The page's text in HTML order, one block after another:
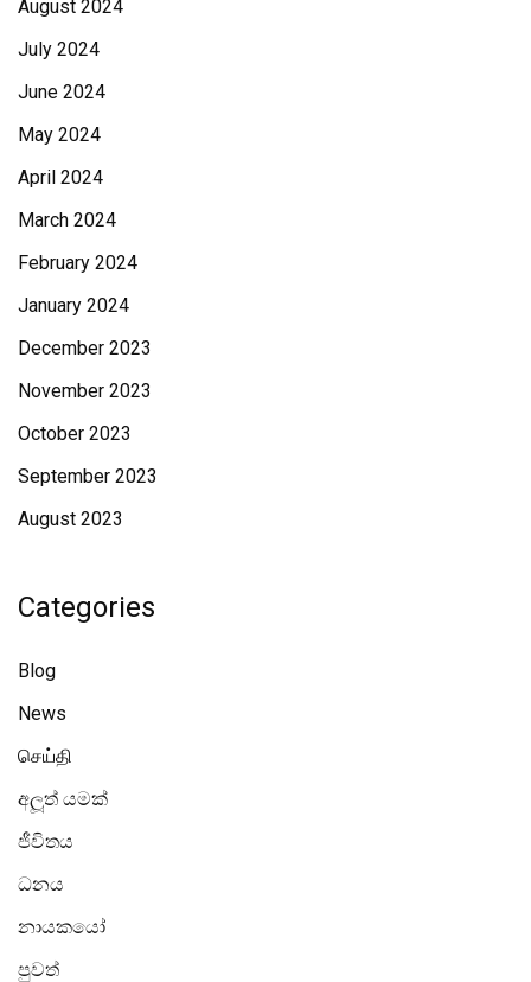
August 2024
July 2024
June 2024
May 2024
April 2024
March 2024
February 2024
January 2024
December 2023
November 2023
October 2023
September 2023
August 2023
Categories
Blog
News
செய்தி
අලූත් යමක්
ජීවිතය
ධනය
නායකයෝ
පුවත්